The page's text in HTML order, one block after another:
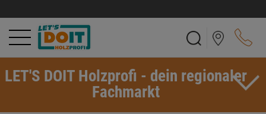
LET'S DOIT Holzprofi - dein regionaler
Fachmarkt